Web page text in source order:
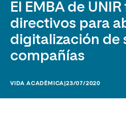
El EMBA de
directivos para
digitalización de
compañías
VIDA ACADÉMICA |23/07/2020